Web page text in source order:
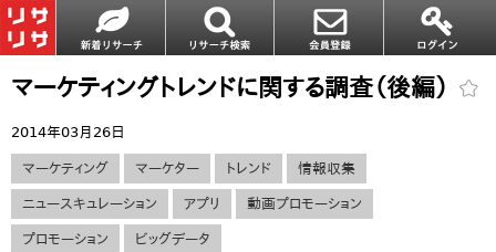
マーケティングトレンドに関する調査（後編）
2014年03月26日
マーケティング マーケター トレンド 情報収集
ニュースキュレーション アプリ 動画プロモーション
プロモーション ビッグデータ